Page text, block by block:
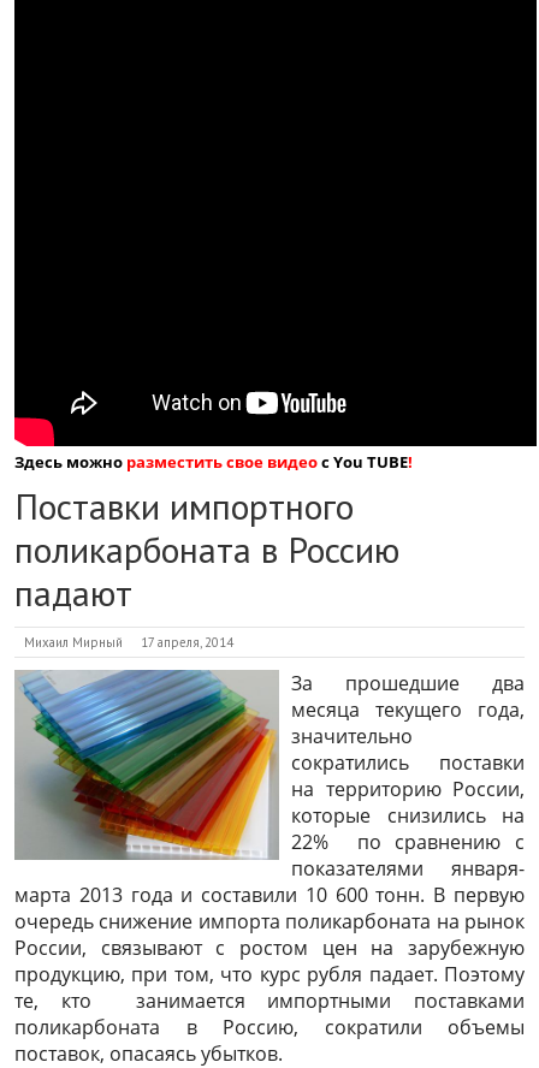
Здесь можно разместить свое видеос You TUBE!
Поставки импортного
поликарбоната в Россию
падают
Михаил Мирный 17 апреля, 2014
За прошедшие два
месяца текущего года,
значительно
сократились поставки
на территорию России,
которые снизились на
22% по сравнению с
показателями января-
марта 2013 года и составили 10 600 тонн. В первую
очередь снижение импорта поликарбоната на рынок
России, связывают с ростом цен на зарубежную
продукцию, при том, что курс рубля падает. Поэтому
те, кто занимается импортными поставками
поликарбоната в Россию, сократили объемы
поставок, опасаясь убытков.